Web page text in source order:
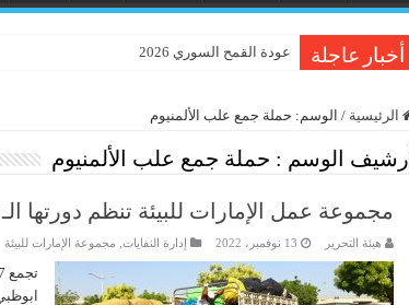
أخبار عاجلة عودة القمح السوري 2026
الرئيسية / الوسم: حملة جمع علب الألمنيوم
أرشيف الوسم : حملة جمع علب الألمنيوم
مجموعة عمل الإمارات للبيئة تنظم دورتها الـ 26 من حملة جمع علب الألمنيوم
هيئة التحرير 13 نوفمبر، 2022 إدارة النفايات مجموعة الإمارات للبيئة